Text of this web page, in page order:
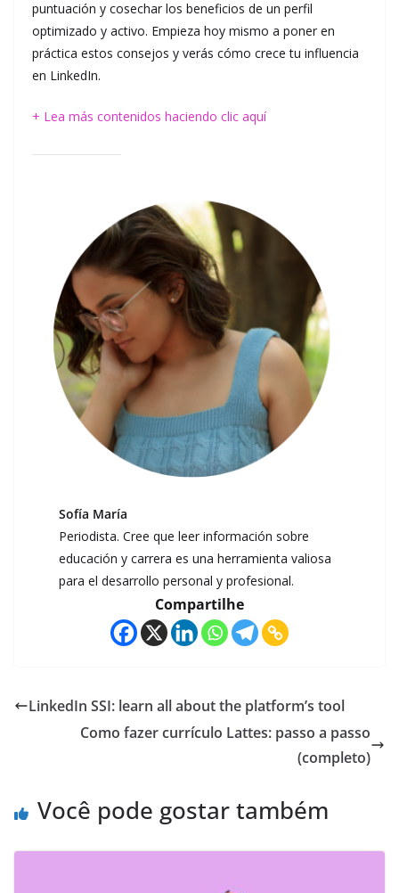
puntuación y cosechar los beneficios de un perfil
optimizado y activo. Empieza hoy mismo a poner en
práctica estos consejos y verás cómo crece tu influencia
en LinkedIn.
+ Lea más contenidos haciendo clic aquí
Sofía María
Periodista. Cree que leer información sobre
educación y carrera es una herramienta valiosa
para el desarrollo personal y profesional.
Compartilhe
LinkedIn SSI: learn all about the platform’s tool
Como fazer currículo Lattes: passo a passo
(completo)
Você pode gostar também